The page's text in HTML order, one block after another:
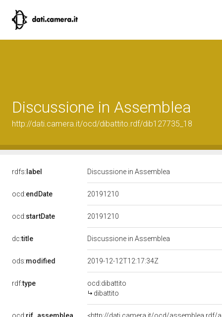
Discussione in Assemblea
http://dati.camera.it/ocd/dibattito.rdf/dib127735_18
rdfs: label Discussione in Assemblea
ocd:endDate 20191210
ocd:startDate 20191210
dc:title Discussione in Assemblea
ods:modified 2019-12-12T12:17:34Z
rdf:type
ocd:dibattito
dibattito